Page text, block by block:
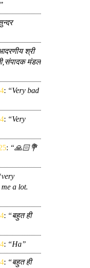
श्री
मंडल
: “Very bad
: “Very
: “🙏🏻💐
a lot.
: “बहुत ही
: “Ha”
: “बहुत ही